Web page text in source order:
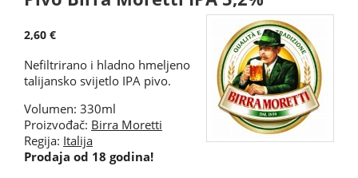
2,60 €
Nefiltrirano i hladno hmeljeno
talijansko svijetlo IPA pivo.
Volumen: 330ml
Proizvođač: Birra Moretti
Regija: Italija
Prodaja od 18 godina!